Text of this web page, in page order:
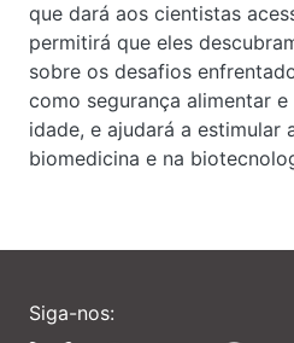
que dará aos cientistas
permitirá que eles
sobre os desafios
como segurança alimentar
idade, e ajudará a estimular
biomedicina e na
Siga-nos: